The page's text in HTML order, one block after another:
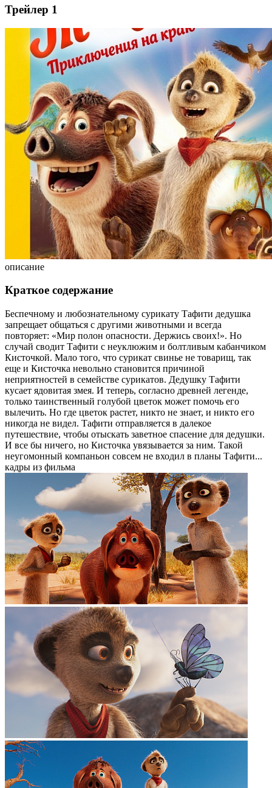
Трейлер 1
описание
Краткое содержание
Беспечному и любознательному сурикату Тафити дедушка
запрещает общаться с другими животными и всегда
повторяет: «Мир полон опасности. Держись своих!». Но
случай сводит Тафити с неуклюжим и болтливым кабанчиком
Кисточкой. Мало того, что сурикат свинье не товарищ, так
еще и Кисточка невольно становится причиной
неприятностей в семействе сурикатов. Дедушку Тафити
кусает ядовитая змея. И теперь, согласно древней легенде,
только таинственный голубой цветок может помочь его
вылечить. Но где цветок растет, никто не знает, и никто его
никогда не видел. Тафити отправляется в далекое
путешествие, чтобы отыскать заветное спасение для дедушки.
И все бы ничего, но Кисточка увязывается за ним. Такой
неугомонный компаньон совсем не входил в планы Тафити...
кадры из фильма